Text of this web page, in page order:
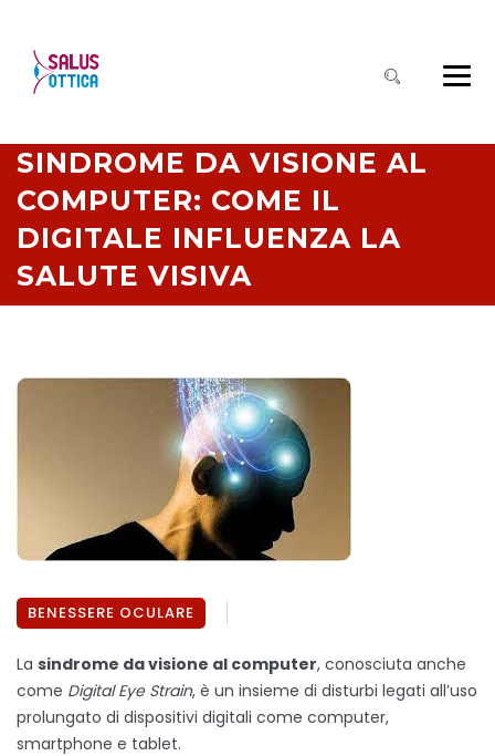
SINDROME DA VISIONE AL
COMPUTER: COME IL
DIGITALE INFLUENZA LA
SALUTE VISIVA
BENESSERE OCULARE
La sindrome da visione al computer, conosciuta anche
come Digital Eye Strain, è un insieme di disturbi legati all’uso
prolungato di dispositivi digitali come computer,
smartphone e tablet.